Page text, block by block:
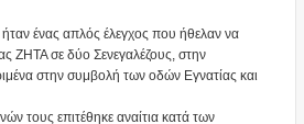
ένας απλός έλεγχος που ήθελαν να
ΖΗΤΑ σε δύο Σενεγαλέζους, στην
στην συμβολή των οδών Εγνατίας και
τους επιτέθηκε αναίτια κατά των